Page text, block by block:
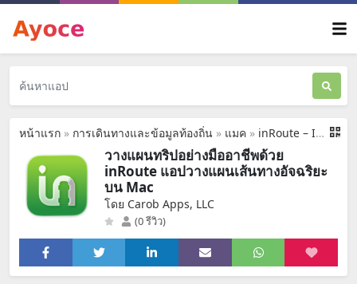
หน้าแรก » การเดินทางและข้อมูลท้องถิ่น » แมค » inRoute – Intelligent Routing
วางแผนทริปอย่างมืออาชีพด้วย
inRoute แอปวางแผนเส้นทางอัจฉริยะ
บน Mac
โดย Carob Apps, LLC
(0 รีวิว)